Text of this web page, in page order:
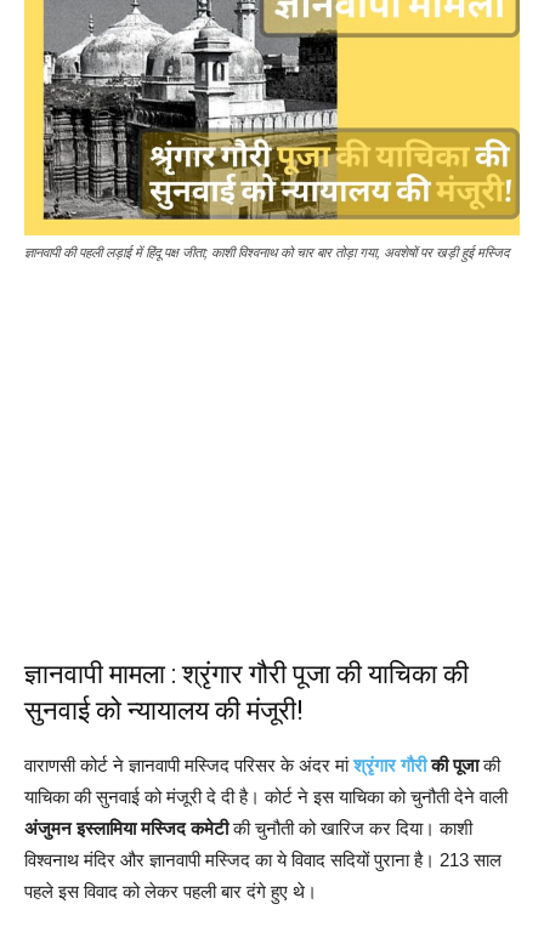
ज्ञानवापी की पहली लड़ाई में हिंदू पक्ष जीता; काशी विश्वनाथ को चार बार तोड़ा गया, अवशेषों पर खड़ी हुई मस्जिद
ज्ञानवापी मामला : श्रृंगार गौरी पूजा की याचिका की
सुनवाई को न्यायालय की मंजूरी!
वाराणसी कोर्ट ने ज्ञानवापी मस्जिद परिसर के अंदर मांश्रृंगार गौरीकी पूजाकी
याचिका की सुनवाई को मंजूरी दे दी है। कोर्ट ने इस याचिका को चुनौती देने वाली
अंजुमन इस्लामिया मस्जिद कमेटीकी चुनौती को खारिज कर दिया। काशी
विश्वनाथ मंदिर और ज्ञानवापी मस्जिद का ये विवाद सदियों पुराना है। 213 साल
पहले इस विवाद को लेकर पहली बार दंगे हुए थे।